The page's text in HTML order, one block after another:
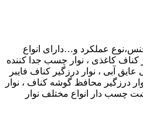
عملکرد و…دارای انواع
کناف کاغذی ، نوار چسب جدا کننده
آبی ، نوار درزگیر کناف فایبر
محافظ گوشه کناف ، نوار
چسب دار انواع مختلف نوار